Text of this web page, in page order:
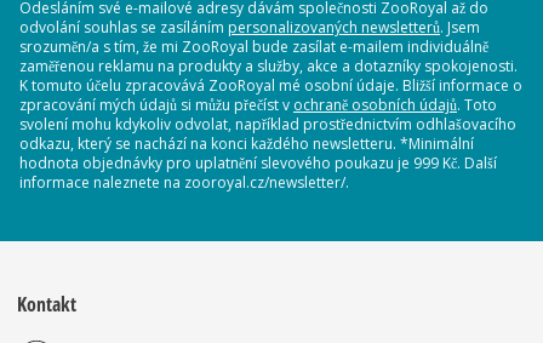
Odesláním své e-mailové adresy dávám společnosti ZooRoyal až do
odvolání souhlas se zasíláním personalizovaných newsletterů. Jsem
srozuměn/a s tím, že mi ZooRoyal bude zasílat e-mailem individuálně
zaměřenou reklamu na produkty a služby, akce a dotazníky spokojenosti.
K tomuto účelu zpracovává ZooRoyal mé osobní údaje. Bližší informace o
zpracování mých údajů si můžu přečíst v ochraně osobních údajů. Toto
svolení mohu kdykoliv odvolat, například prostřednictvím odhlašovacího
odkazu, který se nachází na konci každého newsletteru. *Minimální
hodnota objednávky pro uplatnění slevového poukazu je 999 Kč. Další
informace naleznete na zooroyal.cz/newsletter/.
Kontakt